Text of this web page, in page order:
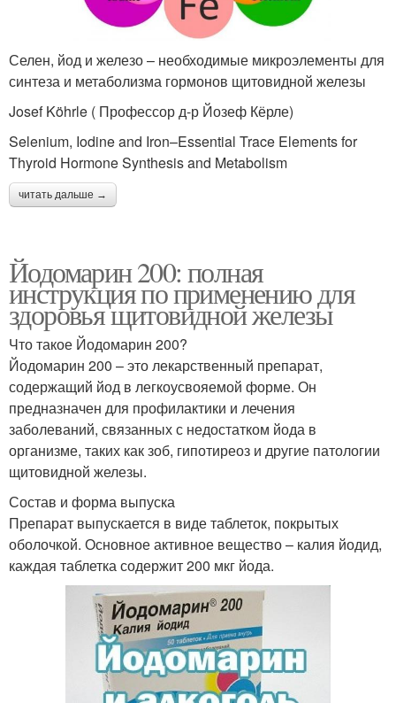
Селен, йод и железо – необходимые микроэлементы для
синтеза и метаболизма гормонов щитовидной железы
Josef Köhrle ( Профессор д-р Йозеф Кёрле)
Selenium, Iodine and Iron–Essential Trace Elements for
Thyroid Hormone Synthesis and Metabolism
читать дальше →
Йодомарин 200: полная
инструкция по применению для
здоровья щитовидной железы
Что такое Йодомарин 200?
Йодомарин 200 – это лекарственный препарат,
содержащий йод в легкоусвояемой форме. Он
предназначен для профилактики и лечения
заболеваний, связанных с недостатком йода в
организме, таких как зоб, гипотиреоз и другие патологии
щитовидной железы.
Состав и форма выпуска
Препарат выпускается в виде таблеток, покрытых
оболочкой. Основное активное вещество – калия йодид,
каждая таблетка содержит 200 мкг йода.